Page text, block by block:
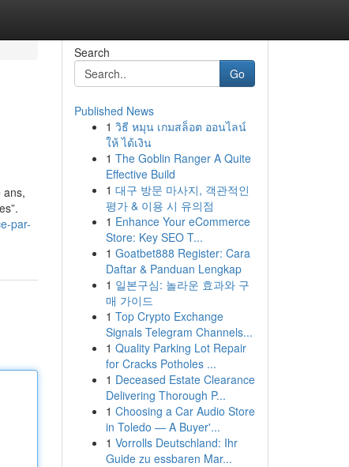
ans,
par-
Search
Go
Published News
1 วิธี หมุน เกมสล็อต ออนไลน์
ให้ ได้เงิน
1 The Goblin Ranger A Quite
Effective Build
1 대구 방문 마사지, 객관적인
평가 & 이용 시 유의점
1 Enhance Your eCommerce
Store: Key SEO T...
1 Goatbet888 Register: Cara
Daftar & Panduan Lengkap
1 일본구심: 놀라운 효과와 구
매 가이드
1 Top Crypto Exchange
Signals Telegram Channels...
1 Quality Parking Lot Repair
for Cracks Potholes ...
1 Deceased Estate Clearance
Delivering Thorough P...
1 Choosing a Car Audio Store
in Toledo — A Buyer'...
1 Vorrolls Deutschland: Ihr
Guide zu essbaren Mar...